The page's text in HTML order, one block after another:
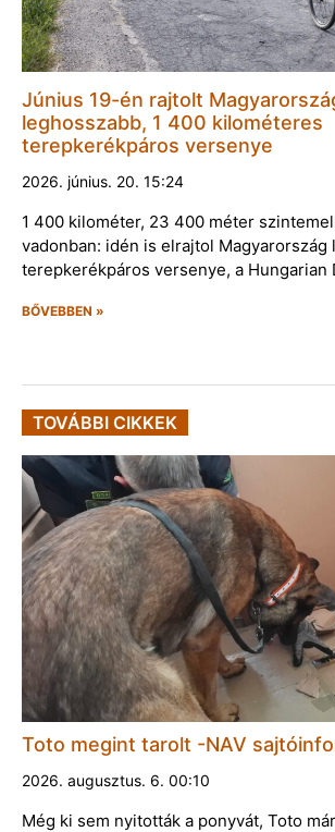
Június 19-én rajtolt
leghosszabb, 1 400 kilométeres
terepkerékpáros versenye
2026. június. 20. 15:24
1 400 kilométer, 23 400 méter
vadonban: idén is elrajtol Magyarország
terepkerékpáros versenye, a Hungarian
BŐVEBBEN »
TOVÁBBI CIKKEK
Toto megint tarolt -NAV
2026. augusztus. 6. 00:10
Még ki sem nyitották a ponyvát, Toto